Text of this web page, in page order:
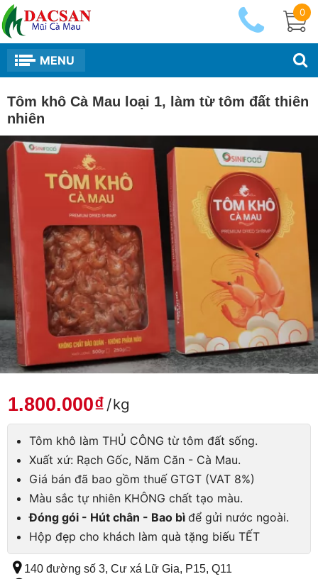
0
MENU
Tôm khô Cà Mau loại 1, làm từ tôm đất thiên
nhiên
1.800.000₫ /kg
Tôm khô làm THỦ CÔNG từ tôm đất sống.
Xuất xứ: Rạch Gốc, Năm Căn - Cà Mau.
Giá bán đã bao gồm thuế GTGT (VAT 8%)
Màu sắc tự nhiên KHÔNG chất tạo màu.
Đóng gói - Hút chân - Bao bì để gửi nước ngoài.
Hộp đẹp cho khách làm quà tặng biếu TẾT
140 đường số 3, Cư xá Lữ Gia, P15, Q11